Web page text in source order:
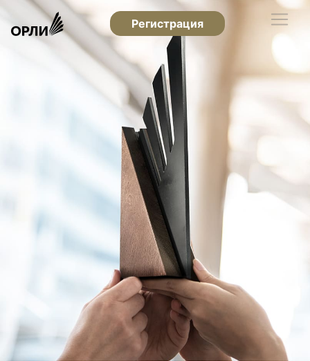
Регистрация